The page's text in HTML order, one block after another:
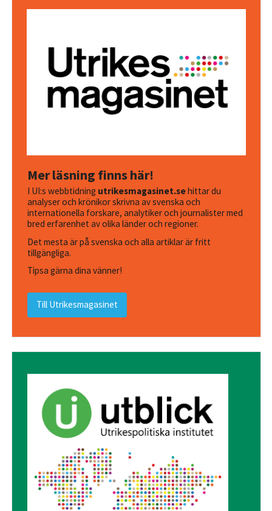
Mer läsning finns här!
I UI:s webbtidning utrikesmagasinet.sehittar du
analyser och krönikor skrivna av svenska och
internationella forskare, analytiker och journalister med
bred erfarenhet av olika länder och regioner.
Det mesta är på svenska och alla artiklar är fritt
tillgängliga.
Tipsa gärna dina vänner!
Till Utrikesmagasinet